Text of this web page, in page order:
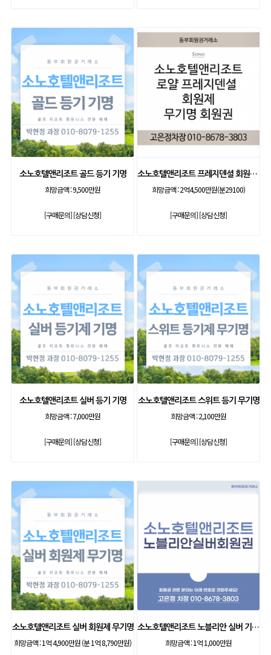
소노호텔앤리조트 골드 등기 기명
희망금액 :9,500만원
[구매문의][상담신청]
소노호텔앤리조트 프레지덴셜 회원제 무기명
희망금액 :2억4,500만원(분29100)
[구매문의][상담신청]
소노호텔앤리조트 실버 등기 기명
희망금액 :7,000만원
[구매문의][상담신청]
소노호텔앤리조트 스위트 등기 무기명
희망금액 :2,100만원
[구매문의][상담신청]
소노호텔앤리조트 실버 회원제 무기명
희망금액 :1억 4,900만원 (분 1억 8,790만원)
소노호텔앤리조트 노블리안 실버 기명 회원제
희망금액 :1억 1,000만원